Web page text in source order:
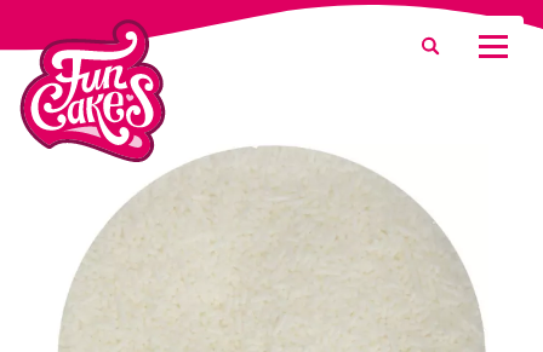
¿Qué estás buscando?
Buscar